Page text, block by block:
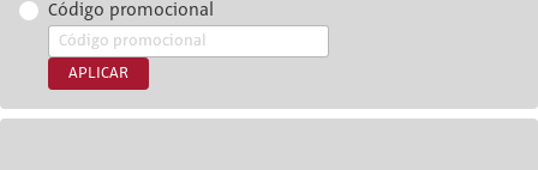
Código promocional
APLICAR